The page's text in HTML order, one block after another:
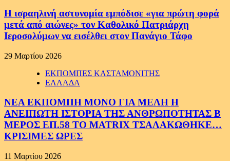
Η ισραηλινή αστυνομία εμπόδισε «για πρώτη φορά
μετά από αιώνες» τον Καθολικό Πατριάρχη
Ιεροσολύμων να εισέλθει στον Πανάγιο Τάφο
29 Μαρτίου 2026
ΕΚΠΟΜΠΕΣ ΚΑΣΤΑΜΟΝΙΤΗΣ
ΕΛΛΑΔΑ
ΝΕΑ ΕΚΠΟΜΠΗ ΜΟΝΟ ΓΙΑ ΜΕΛΗ Η
ΑΝΕΙΠΩΤΗ ΙΣΤΟΡΙΑ ΤΗΣ ΑΝΘΡΩΠΟΤΗΤΑΣ Β
ΜΕΡΟΣ ΕΠ.58 ΤΟ MATRIX ΤΣΑΛΑΚΩΘΗΚΕ…
ΚΡΙΣΙΜΕΣ ΩΡΕΣ
11 Μαρτίου 2026